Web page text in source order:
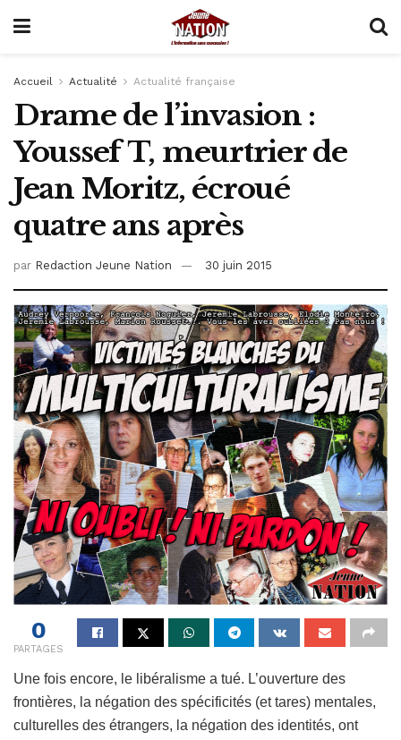
Accueil Actualité Actualité française
Drame de l’invasion :
Youssef T, meurtrier de
Jean Moritz, écroué
quatre ans après
par Redaction Jeune Nation 30 juin 2015
0
PARTAGES
Une fois encore, le libéralisme a tué. L’ouverture des
frontières, la négation des spécificités (et tares) mentales,
culturelles des étrangers, la négation des identités, ont